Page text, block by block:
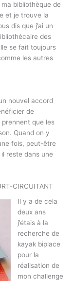
bibliothèque de
et je trouve la
dis que j’ai un
des
se fait toujours
les autres
nouvel accord
de
prennent que les
Quand on y
fois, peut-être
reste dans une
CIRCUITANT
Il y a de cela
deux ans
j’étais à la
recherche de
kayak biplace
pour la
réalisation de
mon challenge